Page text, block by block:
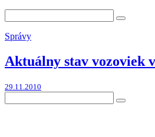
Správy
Aktuálny stav vozoviek
29.11.2010